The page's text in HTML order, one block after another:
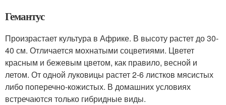
Гемантус
Произрастает культура в Африке. В высоту растет до 30-
40 см. Отличается мохнатыми соцветиями. Цветет
красным и бежевым цветом, как правило, весной и
летом. От одной луковицы растет 2-6 листков мясистых
либо поперечно-кожистых. В домашних условиях
встречаются только гибридные виды.